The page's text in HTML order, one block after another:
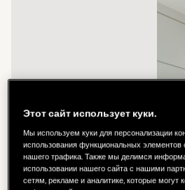
Этот сайт использует куки.
Мы используем куки для персонализации
использования функциональных элементов
нашего трафика. Также мы делимся
использовании нашего сайта с нашими
сетям, рекламе и аналитике, которые могут